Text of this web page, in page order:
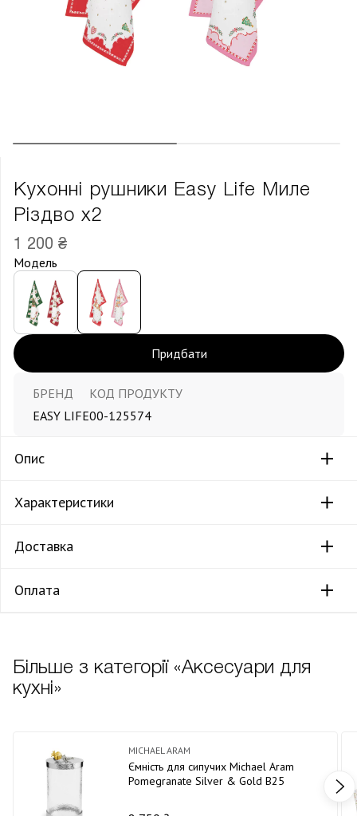
Кухонні рушники Easy Life Миле
Різдво х2
1 200 ₴
Модель
Придбати
БРЕНД
EASY LIFE
КОД ПРОДУКТУ
00-125574
Опис
Характеристики
Доставка
Оплата
Більше з категорії «Аксесуари для
кухні»
MICHAEL ARAM
Ємність для сипучих Michael Aram
Pomegranate Silver & Gold В25